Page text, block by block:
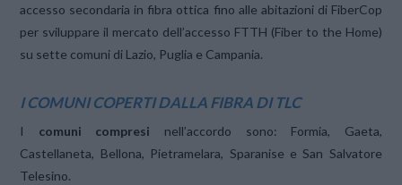
accesso secondaria in fibra ottica fino alle abitazioni di FiberCop
per sviluppare il mercato dell’accesso FTTH (Fiber to the Home)
su sette comuni di Lazio, Puglia e Campania.
I COMUNI COPERTI DALLA FIBRA DI TLC
I comuni compresi nell’accordo sono: Formia, Gaeta,
Castellaneta, Bellona, Pietramelara, Sparanise e San Salvatore
Telesino.